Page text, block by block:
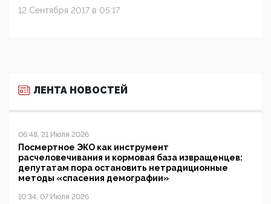
12 Сентября 2017 в 05:17
ЛЕНТА НОВОСТЕЙ
06:48, 21 Июля 2026
Посмертное ЭКО как инструмент
расчеловечивания и кормовая база извращенцев:
депутатам пора остановить нетрадиционные
методы «спасения демографии»
10:34, 07 Июля 2026